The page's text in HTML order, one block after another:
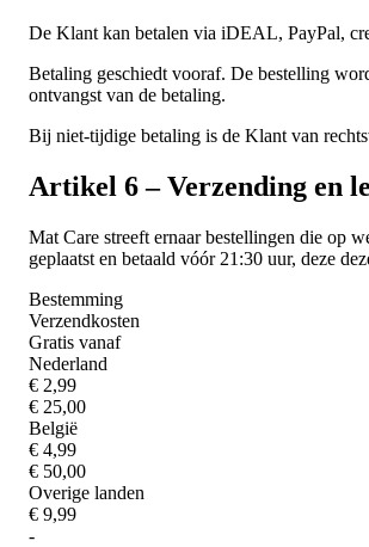
De Klant kan betalen via iDEAL, PayPal,
Betaling geschiedt vooraf. De bestelling
ontvangst van de betaling.
Bij niet-tijdige betaling is de Klant van
Artikel 6 – Verzending en
Mat Care streeft ernaar bestellingen die op
geplaatst en betaald vóór 21:30 uur, deze
Bestemming
Verzendkosten
Gratis vanaf
Nederland
€ 2,99
€ 25,00
België
€ 4,99
€ 50,00
Overige landen
€ 9,99
-